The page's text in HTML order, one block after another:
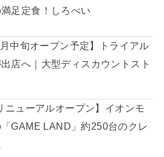
足定食！しろべい
月中旬オープン予定】トライアル
店へ｜大型ディスカウントスト
ニューアルオープン】イオンモ
GAME LAND」約250台のクレ